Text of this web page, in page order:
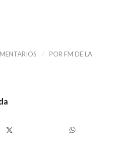
/ POR FM DE LA